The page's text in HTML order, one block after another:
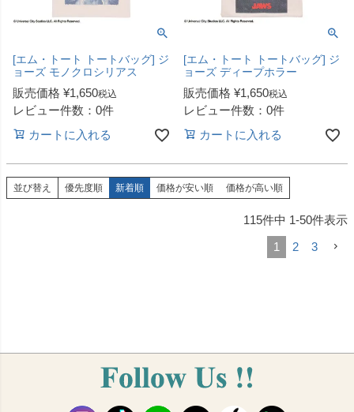
[エム・トート トートバッグ] ジ
ョーズ モノクロシリアス
販売価格 ¥1,650税込
レビュー件数：0件
カートに入れる
[エム・トート トートバッグ] ジ
ョーズ ディープホラー
販売価格 ¥1,650税込
レビュー件数：0件
カートに入れる
並び替え 優先度順 新着順 価格が安い順 価格が高い順
115件中 1-50件表示
1
2 3